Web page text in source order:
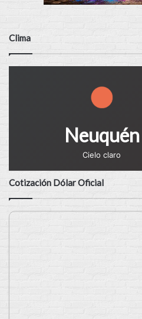
Clima
Neuquén
Cielo claro
Cotización Dólar Oficial